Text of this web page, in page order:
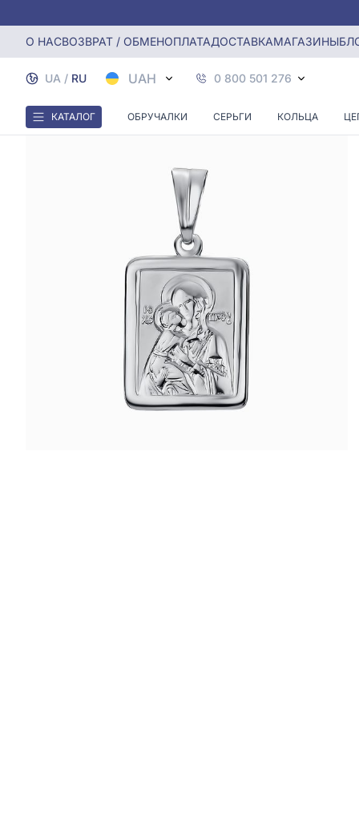
О НАСВОЗВРАТ / ОБМЕНОПЛАТАДОСТАВКАМАГАЗИНЫ
UA / RU UAH 0 800 501 276
КАТАЛОГ ОБРУЧАЛКИ СЕРЬГИ КОЛЬЦА
Главная Подвеска-ладанка «Владимирская икона